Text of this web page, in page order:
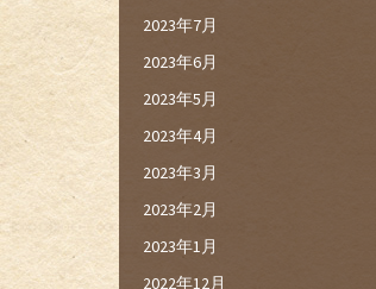
2023年7月
2023年6月
2023年5月
2023年4月
2023年3月
2023年2月
2023年1月
2022年12月